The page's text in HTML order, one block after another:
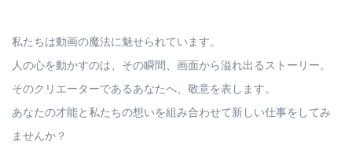
私たちは動画の魔法に魅せられています。
人の心を動かすのは、その瞬間、画面から溢れ出るストーリー。
そのクリエーターであるあなたへ、敬意を表します。
あなたの才能と私たちの想いを組み合わせて新しい仕事をしてみ
ませんか？